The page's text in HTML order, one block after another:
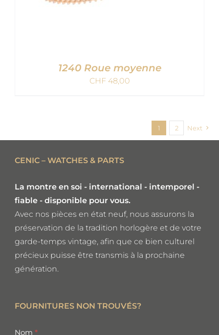
1240 Roue moyenne
CHF48,00
1 2 Next
CENIC – WATCHES & PARTS
La montre en soi - international - intemporel -
fiable - disponible pour vous.
Avec nos pièces en état neuf, nous assurons la
préservation de la tradition horlogère et de votre
garde-temps vintage, afin que ce bien culturel
précieux puisse être transmis à la prochaine
génération.
FOURNITURES NON TROUVÉS?
missing
Nom *